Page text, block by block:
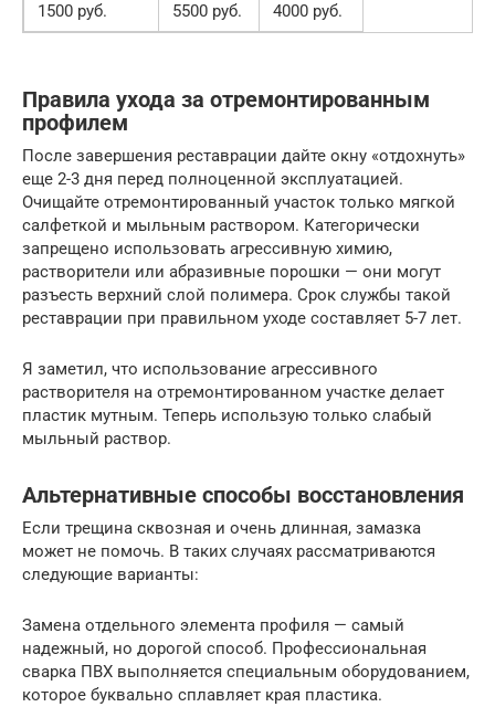
1500 руб. 5500 руб. 4000 руб.
Правила ухода за отремонтированным
профилем
После завершения реставрации дайте окну «отдохнуть»
еще 2-3 дня перед полноценной эксплуатацией.
Очищайте отремонтированный участок только мягкой
салфеткой и мыльным раствором. Категорически
запрещено использовать агрессивную химию,
растворители или абразивные порошки — они могут
разъесть верхний слой полимера. Срок службы такой
реставрации при правильном уходе составляет 5-7 лет.
Я заметил, что использование агрессивного
растворителя на отремонтированном участке делает
пластик мутным. Теперь использую только слабый
мыльный раствор.
Альтернативные способы восстановления
Если трещина сквозная и очень длинная, замазка
может не помочь. В таких случаях рассматриваются
следующие варианты:
Замена отдельного элемента профиля — самый
надежный, но дорогой способ. Профессиональная
сварка ПВХ выполняется специальным оборудованием,
которое буквально сплавляет края пластика.